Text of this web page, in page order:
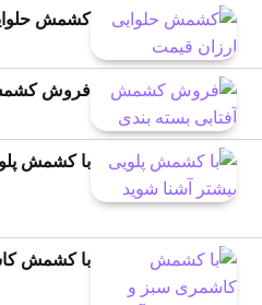
کشمش
فروش کشمش
با کشمش
با کشمش